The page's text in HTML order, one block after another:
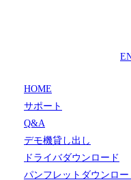
HOME
サポート
Q&A
デモ機貸し出し
ドライバダウンロード
パンフレットダウンロー